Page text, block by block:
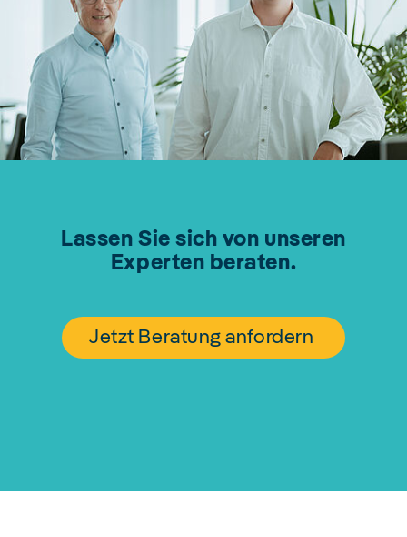
Lassen Sie sich von unseren
Experten beraten.
Jetzt Beratung anfordern